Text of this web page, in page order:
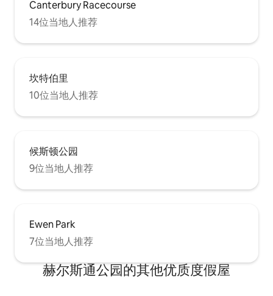
Canterbury Racecourse
14位当地人推荐
坎特伯里
10位当地人推荐
候斯顿公园
9位当地人推荐
Ewen Park
7位当地人推荐
赫尔斯通公园的其他优质度假屋